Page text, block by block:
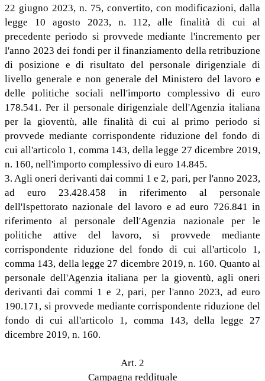
22 giugno 2023, n. 75, convertito, con modificazioni, dalla
legge 10 agosto 2023, n. 112, alle finalità di cui al
precedente periodo si provvede mediante l'incremento per
l'anno 2023 dei fondi per il finanziamento della retribuzione
di posizione e di risultato del personale dirigenziale di
livello generale e non generale del Ministero del lavoro e
delle politiche sociali nell'importo complessivo di euro
178.541. Per il personale dirigenziale dell'Agenzia italiana
per la gioventù, alle finalità di cui al primo periodo si
provvede mediante corrispondente riduzione del fondo di
cui all'articolo 1, comma 143, della legge 27 dicembre 2019,
n. 160, nell'importo complessivo di euro 14.845.
3. Agli oneri derivanti dai commi 1 e 2, pari, per l'anno 2023,
ad euro 23.428.458 in riferimento al personale
dell'Ispettorato nazionale del lavoro e ad euro 726.841 in
riferimento al personale dell'Agenzia nazionale per le
politiche attive del lavoro, si provvede mediante
corrispondente riduzione del fondo di cui all'articolo 1,
comma 143, della legge 27 dicembre 2019, n. 160. Quanto al
personale dell'Agenzia italiana per la gioventù, agli oneri
derivanti dai commi 1 e 2, pari, per l'anno 2023, ad euro
190.171, si provvede mediante corrispondente riduzione del
fondo di cui all'articolo 1, comma 143, della legge 27
dicembre 2019, n. 160.
Art. 2
Campagna reddituale